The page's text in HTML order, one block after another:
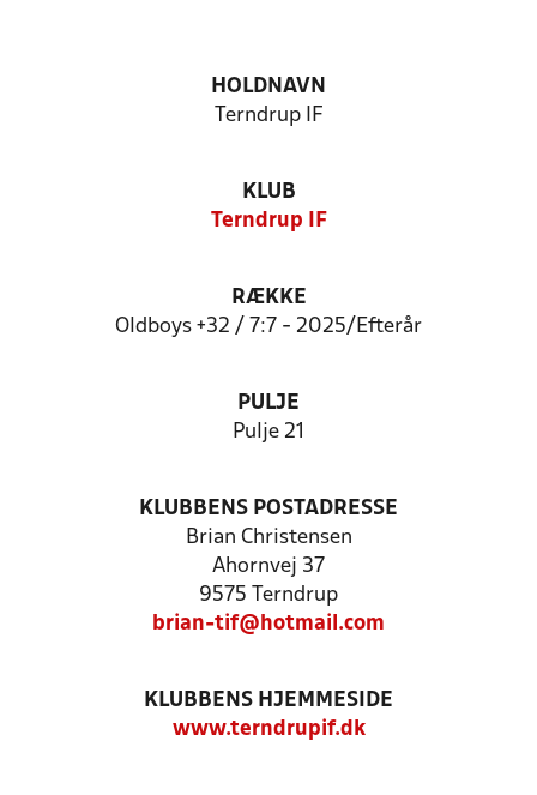
HOLDNAVN
Terndrup IF
KLUB
Terndrup IF
RÆKKE
Oldboys +32 / 7:7 - 2025/Efterår
PULJE
Pulje 21
KLUBBENS POSTADRESSE
Brian Christensen
Ahornvej 37
9575 Terndrup
brian-tif@hotmail.com
KLUBBENS HJEMMESIDE
www.terndrupif.dk